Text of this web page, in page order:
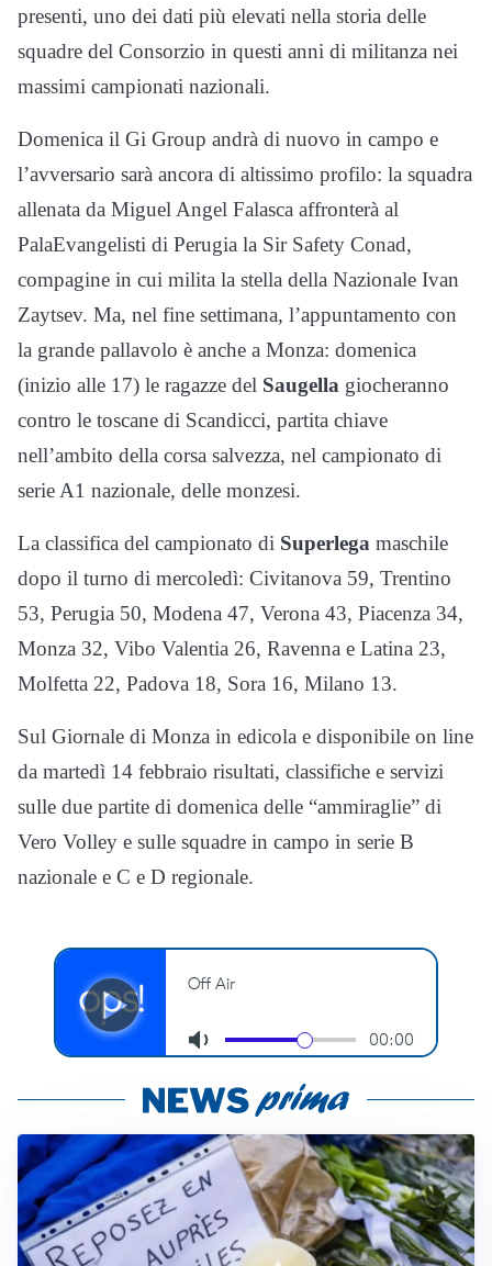
presenti, uno dei dati più elevati nella storia delle
squadre del Consorzio in questi anni di militanza nei
massimi campionati nazionali.
Domenica il Gi Group andrà di nuovo in campo e
l’avversario sarà ancora di altissimo profilo: la squadra
allenata da Miguel Angel Falasca affronterà al
PalaEvangelisti di Perugia la Sir Safety Conad,
compagine in cui milita la stella della Nazionale Ivan
Zaytsev. Ma, nel fine settimana, l’appuntamento con
la grande pallavolo è anche a Monza: domenica
(inizio alle 17) le ragazze del Saugella giocheranno
contro le toscane di Scandicci, partita chiave
nell’ambito della corsa salvezza, nel campionato di
serie A1 nazionale, delle monzesi.
La classifica del campionato di Superlega maschile
dopo il turno di mercoledì: Civitanova 59, Trentino
53, Perugia 50, Modena 47, Verona 43, Piacenza 34,
Monza 32, Vibo Valentia 26, Ravenna e Latina 23,
Molfetta 22, Padova 18, Sora 16, Milano 13.
Sul Giornale di Monza in edicola e disponibile on line
da martedì 14 febbraio risultati, classifiche e servizi
sulle due partite di domenica delle “ammiraglie” di
Vero Volley e sulle squadre in campo in serie B
nazionale e C e D regionale.